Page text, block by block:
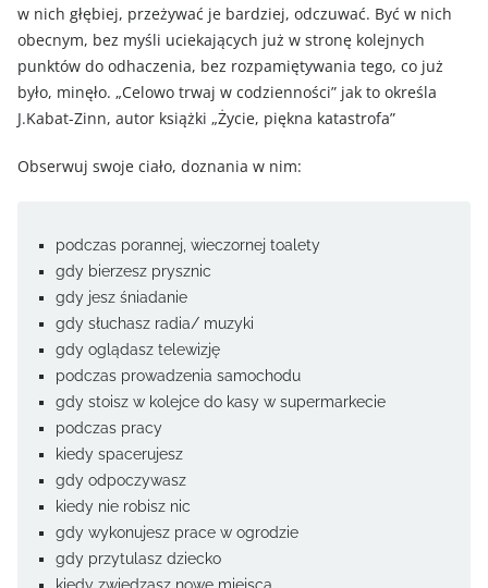
w nich głębiej, przeżywać je bardziej, odczuwać. Być w nich
obecnym, bez myśli uciekających już w stronę kolejnych
punktów do odhaczenia, bez rozpamiętywania tego, co już
było, minęło. „Celowo trwaj w codzienności” jak to określa
J.Kabat-Zinn, autor książki „Życie, piękna katastrofa”
Obserwuj swoje ciało, doznania w nim:
podczas porannej, wieczornej toalety
gdy bierzesz prysznic
gdy jesz śniadanie
gdy słuchasz radia/ muzyki
gdy oglądasz telewizję
podczas prowadzenia samochodu
gdy stoisz w kolejce do kasy w supermarkecie
podczas pracy
kiedy spacerujesz
gdy odpoczywasz
kiedy nie robisz nic
gdy wykonujesz prace w ogrodzie
gdy przytulasz dziecko
kiedy zwiedzasz nowe miejsca